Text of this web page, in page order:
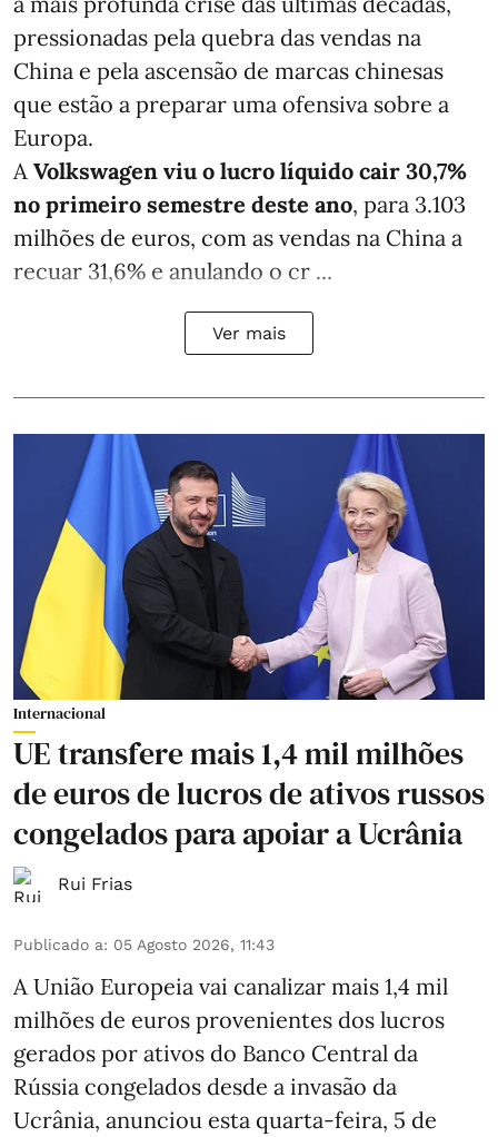
pressionadas pela quebra das vendas na
China e pela ascensão de marcas chinesas
que estão a preparar uma ofensiva sobre a
Europa.
A Volkswagen viu o lucro líquido cair 30,7%
no primeiro semestre deste ano, para 3.103
milhões de euros, com as vendas na China a
recuar 31,6% e anulando o cr ...
Ver mais
Internacional
UE transfere mais 1,4 mil milhões
de euros de lucros de ativos russos
congelados para apoiar a Ucrânia
Rui Frias
Publicado a: 05 Agosto 2026, 11:43
A União Europeia vai canalizar mais 1,4 mil
milhões de euros provenientes dos lucros
gerados por ativos do Banco Central da
Rússia congelados desde a invasão da
Ucrânia, anunciou esta quarta-feira, 5 de